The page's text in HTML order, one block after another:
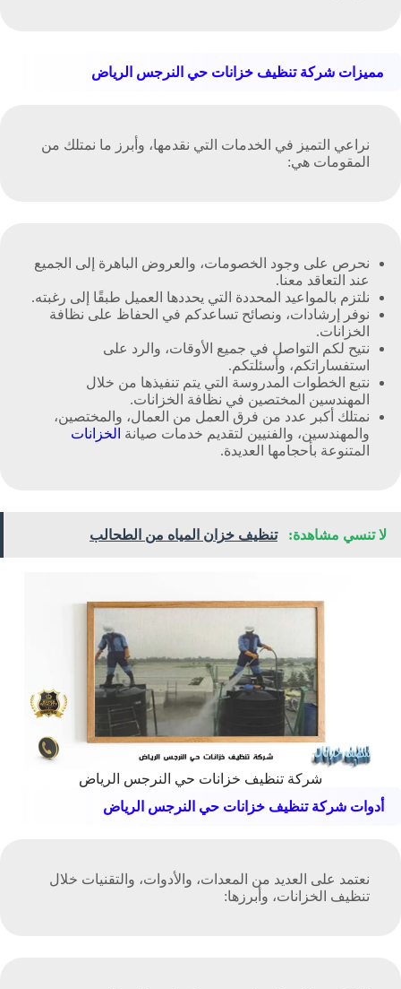
مميزات شركة تنظيف خزانات حي النرجس الرياض
نراعي التميز في الخدمات التي نقدمها، وأبرز ما نمتلك من
المقومات هي:
نحرص على وجود الخصومات، والعروض الباهرة إلى الجميع
عند التعاقد معنا.
نلتزم بالمواعيد المحددة التي يحددها العميل طبقًا إلى رغبته.
نوفر إرشادات، ونصائح تساعدكم في الحفاظ على نظافة
الخزانات.
نتيح لكم التواصل في جميع الأوقات، والرد على
استفساراتكم، وأسئلتكم.
نتبع الخطوات المدروسة التي يتم تنفيذها من خلال
المهندسين المختصين في نظافة الخزانات.
نمتلك أكبر عدد من فرق العمل من العمال، والمختصين،
والمهندسين، والفنيين لتقديم خدمات صيانة الخزانات
المتنوعة بأحجامها العديدة.
لا تنسي مشاهدة: تنظيف خزان المياه من الطحالب
شركة تنظيف خزانات حي النرجس الرياض
أدوات شركة تنظيف خزانات حي النرجس الرياض
نعتمد على العديد من المعدات، والأدوات، والتقنيات خلال
تنظيف الخزانات، وأبرزها: